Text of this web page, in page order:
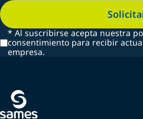
* Al suscribirse acepta nuestra
consentimiento para recibir
empresa.